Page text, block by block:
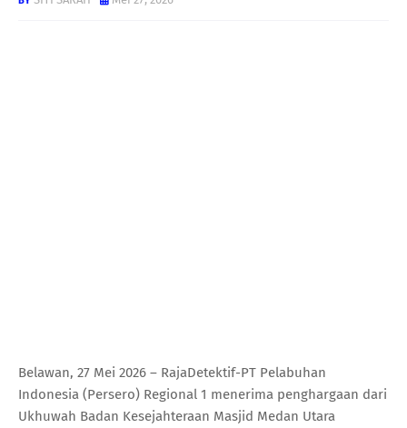
Belawan, 27 Mei 2026 – RajaDetektif-PT Pelabuhan
Indonesia (Persero) Regional 1 menerima penghargaan dari
Ukhuwah Badan Kesejahteraan Masjid Medan Utara